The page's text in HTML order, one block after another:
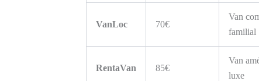
VanLoc 70€
Van
familial
RentaVan 85€
Van
luxe